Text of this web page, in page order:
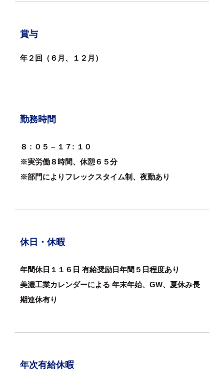
賞与
年２回（６月、１２月）
勤務時間
８ : ０５ – １７: １０
※実労働８時間、休憩６５分
※部門によりフレックスタイム制、夜勤あり
休日・休暇
年間休日１１６日 有給奨励日年間５日程度あり
美濃工業カレンダーによる 年末年始、GW、夏休み長
期連休有り
年次有給休暇